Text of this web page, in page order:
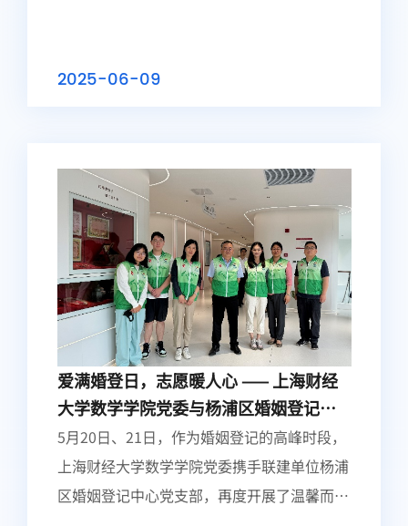
2025-06-09
爱满婚登日，志愿暖人心 —— 上海财经
大学数学学院党委与杨浦区婚姻登记中
心党支部联建志愿服务活动
5月20日、21日，作为婚姻登记的高峰时段，
上海财经大学数学学院党委携手联建单位杨浦
区婚姻登记中心党支部，再度开展了温馨而有